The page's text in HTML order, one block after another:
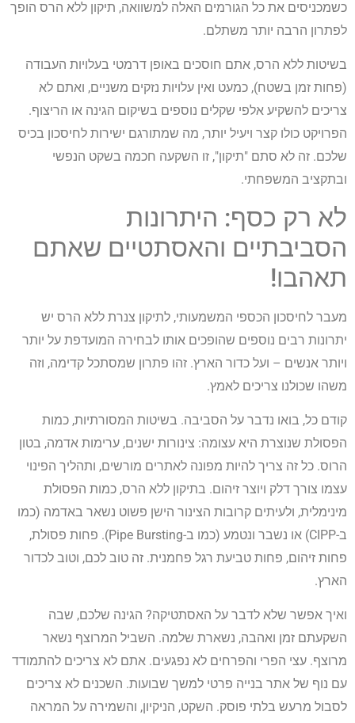
כשמכניסים את כל הגורמים האלה למשוואה, תיקון ללא הרס הופך
לפתרון הרבה יותר משתלם.
בשיטות ללא הרס, אתם חוסכים באופן דרמטי בעלויות העבודה
(פחות זמן בשטח), כמעט ואין עלויות נזקים משניים, ואתם לא
צריכים להשקיע אלפי שקלים נוספים בשיקום הגינה או הריצוף.
הפרויקט כולו קצר ויעיל יותר, מה שמתורגם ישירות לחיסכון בכיס
שלכם. זה לא סתם "תיקון", זו השקעה חכמה בשקט הנפשי
ובתקציב המשפחתי.
לא רק כסף: היתרונות
הסביבתיים והאסתטיים שאתם
תאהבו!
מעבר לחיסכון הכספי המשמעותי, לתיקון צנרת ללא הרס יש
יתרונות רבים נוספים שהופכים אותו לבחירה המועדפת על יותר
ויותר אנשים – ועל כדור הארץ. זהו פתרון שמסתכל קדימה, וזה
משהו שכולנו צריכים לאמץ.
קודם כל, בואו נדבר על הסביבה. בשיטות המסורתיות, כמות
הפסולת שנוצרת היא עצומה: צינורות ישנים, ערימות אדמה, בטון
הרוס. כל זה צריך להיות מפונה לאתרים מורשים, ותהליך הפינוי
עצמו צורך דלק ויוצר זיהום. בתיקון ללא הרס, כמות הפסולת
מינימלית, ולעיתים קרובות הצינור הישן פשוט נשאר באדמה (כמו
ב-CIPP) או נשבר ונטמע (כמו ב-Pipe Bursting). פחות פסולת,
פחות זיהום, פחות טביעת רגל פחמנית. זה טוב לכם, וטוב לכדור
הארץ.
ואיך אפשר שלא לדבר על האסתטיקה? הגינה שלכם, שבה
השקעתם זמן ואהבה, נשארת שלמה. השביל המרוצף נשאר
מרוצף. עצי הפרי והפרחים לא נפגעים. אתם לא צריכים להתמודד
עם נוף של אתר בנייה פרטי למשך שבועות. השכנים לא צריכים
לסבול מרעש בלתי פוסק. השקט, הניקיון, והשמירה על המראה